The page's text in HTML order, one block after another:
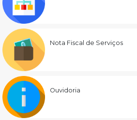
Nota Fiscal de Serviços
Ouvidoria